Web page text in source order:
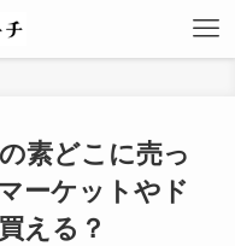
素どこに売っ
ーケットやド
える？